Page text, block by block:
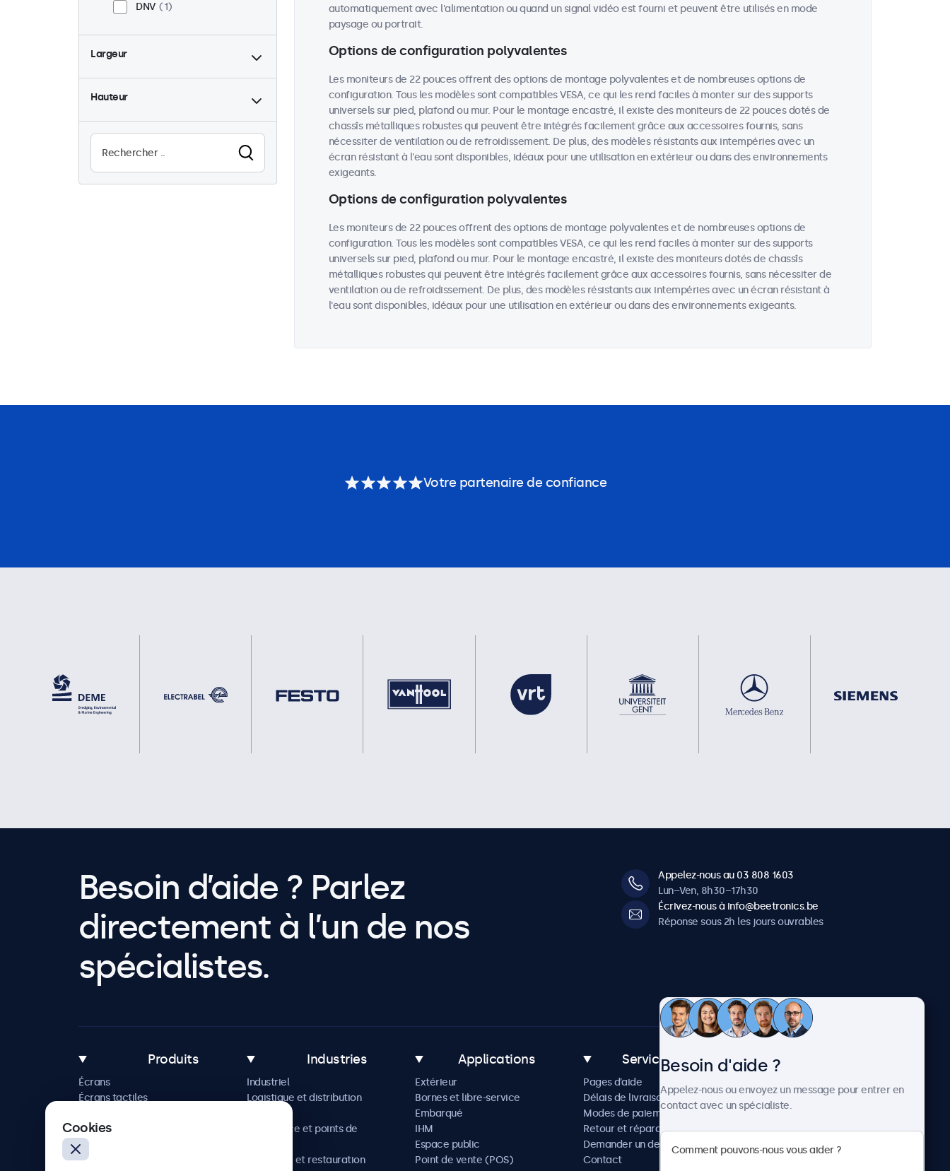
DNV
1
Largeur
Hauteur
automatiquement avec l'alimentation ou quand un signal vidéo est fourni et peuvent être utilisés en mode
paysage ou portrait.
Options de configuration polyvalentes
Les moniteurs de 22 pouces offrent des options de montage polyvalentes et de nombreuses options de
configuration. Tous les modèles sont compatibles VESA, ce qui les rend faciles à monter sur des supports
universels sur pied, plafond ou mur. Pour le montage encastré, il existe des moniteurs de 22 pouces dotés de
chassîs métalliques robustes qui peuvent être intégrés facilement grâce aux accessoires fournis, sans
nécessiter de ventilation ou de refroidissement. De plus, des modèles résistants aux intempéries avec un
écran résistant à l'eau sont disponibles, idéaux pour une utilisation en extérieur ou dans des environnements
exigeants.
Options de configuration polyvalentes
Les moniteurs de 22 pouces offrent des options de montage polyvalentes et de nombreuses options de
configuration. Tous les modèles sont compatibles VESA, ce qui les rend faciles à monter sur des supports
universels sur pied, plafond ou mur. Pour le montage encastré, il existe des moniteurs dotés de chassîs
métalliques robustes qui peuvent être intégrés facilement grâce aux accessoires fournis, sans nécessiter de
ventilation ou de refroidissement. De plus, des modèles résistants aux intempéries avec un écran résistant à
l'eau sont disponibles, idéaux pour une utilisation en extérieur ou dans des environnements exigeants.
Votre partenaire de confiance
Besoin d’aide ? Parlez
directement à l’un de nos
spécialistes.
Appelez-nous au 03 808 1603
Lun–Ven, 8h30–17h30
Écrivez-nous à info@beetronics.be
Réponse sous 2h les jours ouvrables
Produits
Écrans
Écrans tactiles
Solutions sur mesure
Industries
Industriel
Logistique et distribution
Commerce et points de
Hôtellerie et restauration
Applications
Extérieur
Bornes et libre-service
Embarqué
IHM
Espace public
Point de vente (POS)
Service client
Pages d’aide
Délais de livraison
Modes de paiement
Retour et réparation
Demander un devis
Contact
Actualités et mises à jour
Carrière
Conditions de vente
Besoin d'aide ?
Appelez-nous ou envoyez un message pour entrer en
contact avec un spécialiste.
Cookies